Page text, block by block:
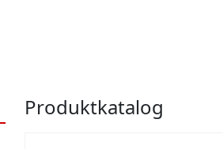
Produktkatalog